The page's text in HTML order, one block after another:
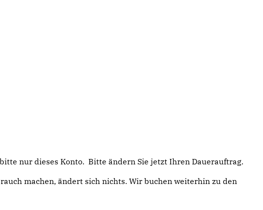
nur dieses Konto. Bitte ändern Sie jetzt Ihren Dauerauftrag.
machen, ändert sich nichts. Wir buchen weiterhin zu den